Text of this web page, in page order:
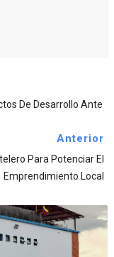
De Desarrollo Ante
Anterior
Para Potenciar El
Emprendimiento Local